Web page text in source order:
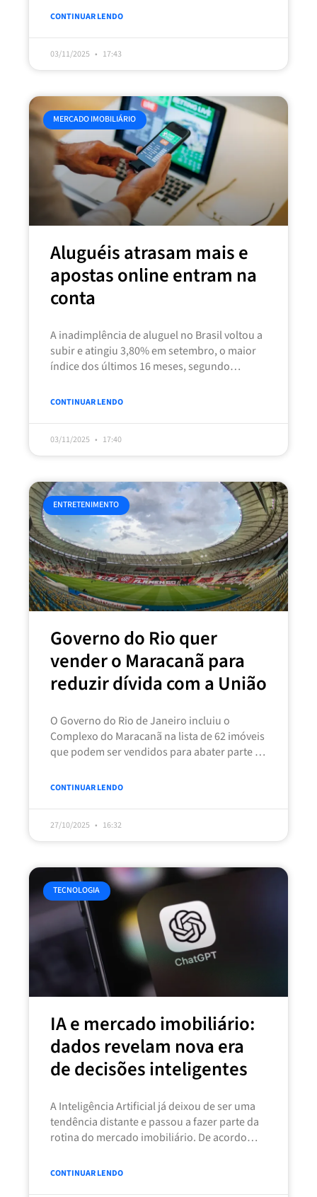
CONTINUAR LENDO
03/11/2025 17:43
MERCADO IMOBILIÁRIO
Aluguéis atrasam mais e
apostas online entram na
conta
A inadimplência de aluguel no Brasil voltou a
subir e atingiu 3,80% em setembro, o maior
índice dos últimos 16 meses, segundo
CONTINUAR LENDO
03/11/2025 17:40
ENTRETENIMENTO
Governo do Rio quer
vender o Maracanã para
reduzir dívida com a União
O Governo do Rio de Janeiro incluiu o
Complexo do Maracanã na lista de 62 imóveis
que podem ser vendidos para abater parte da
CONTINUAR LENDO
27/10/2025 16:32
TECNOLOGIA
IA e mercado imobiliário:
dados revelam nova era
de decisões inteligentes
A Inteligência Artificial já deixou de ser uma
tendência distante e passou a fazer parte da
rotina do mercado imobiliário. De acordo
CONTINUAR LENDO